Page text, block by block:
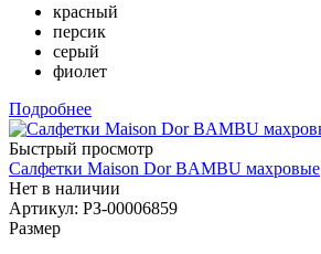
красный
персик
серый
фиолет
Подробнее
Быстрый просмотр
Салфетки Maison Dor BAMBU махровые
Нет в наличии
Артикул: РЗ-00006859
Размер